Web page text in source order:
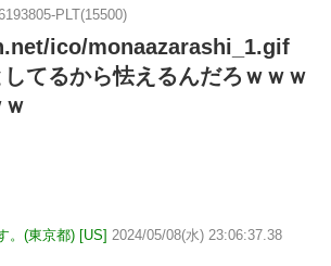
PLT(15500)
ico/monaazarashi_1.gif
てるから怯えるんだろｗｗｗ
。(東京都) [US] 2024/05/08(水) 23:06:37.38